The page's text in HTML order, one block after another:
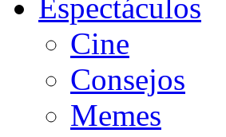
Espectáculos
Cine
Consejos
Memes